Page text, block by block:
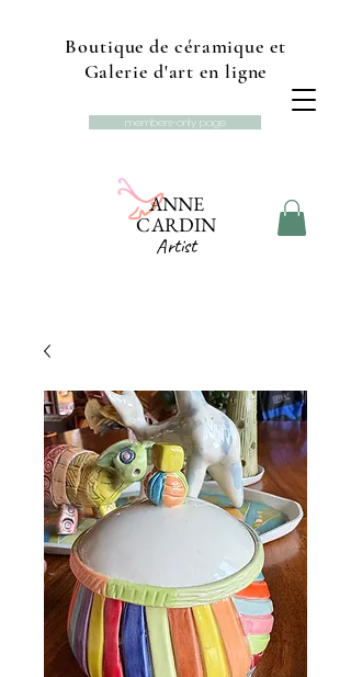
Boutique de céramique et
Galerie d'art en ligne
ANNE
CARDIN
Artist
members-only page